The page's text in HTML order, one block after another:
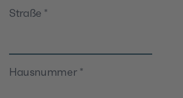
Straße *
Hausnummer *